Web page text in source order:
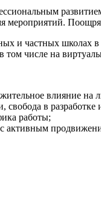
мероприятий.
и частных школах
том числе на
влияние
свобода в
работы;
активным